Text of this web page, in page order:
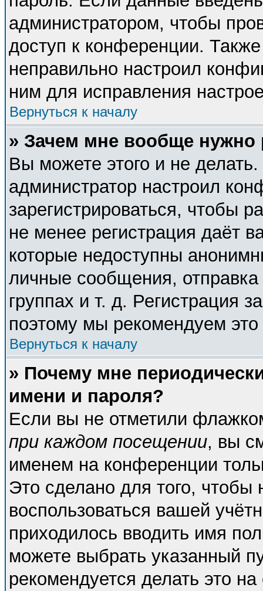
администратором, чтобы
доступ к конференции.
неправильно настроил
ним для исправления
Вернуться к началу
» Зачем мне вообще нужно
Вы можете этого и не делать.
администратор настроил
зарегистрироваться, чтобы
не менее регистрация даёт
которые недоступны
личные сообщения,
группах и т. д. Регистрация
поэтому мы рекомендуем это
Вернуться к началу
» Почему мне
имени и пароля?
Если вы не отметили
при каждом посещении, вы
именем на конференции
Это сделано для того, чтобы
воспользоваться вашей
приходилось вводить имя
можете выбрать указанный
рекомендуется делать это